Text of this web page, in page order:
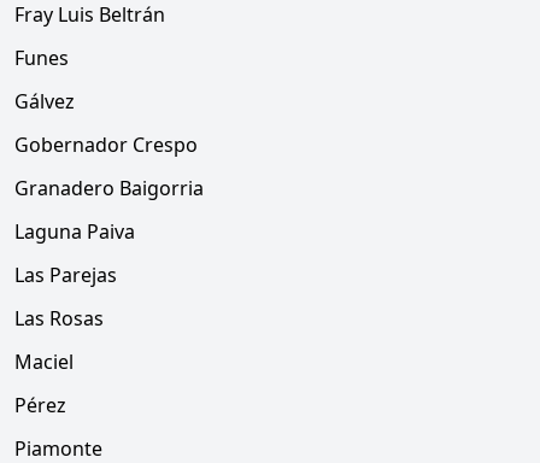
Fray Luis Beltrán
Funes
Gálvez
Gobernador Crespo
Granadero Baigorria
Laguna Paiva
Las Parejas
Las Rosas
Maciel
Pérez
Piamonte